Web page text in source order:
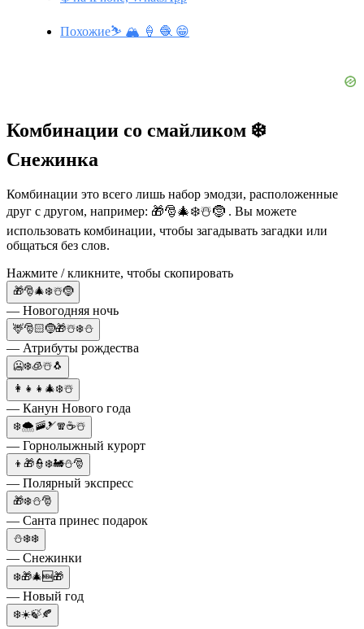
Похожие⛷️ 🏔️ 🍦 🧶 😁
Комбинации со смайликом ❄️
Снежинка
Комбинации это всего лишь набор эмодзи, расположенные
друг с другом, например: 🎁🎅🎄❄️☃️🤶 . Вы можете
использовать комбинации, чтобы загадывать загадки или
общаться без слов.
Нажмите / кликните, чтобы скопировать
🎁🎅🎄❄️☃️🤶
— Новогодняя ночь
🦌🎅🏻🤶🎁☃️❄️⛄
— Атрибуты рождества
🥶❄️🧊☃️🐧
👩‍👧‍👧🎄❄️☃️
— Канун Нового года
❄️🌨️🚠🎿🧣☕☃️
— Горнолыжный курорт
👦🎁👮❄️🚂⛄🎅
— Полярный экспресс
🎁❄️⛄🎅
— Санта принес подарок
⛄❄️❄️
— Снежинки
❄️🎁🎄🆕🎁
— Новый год
❄️☀️🍃🍂